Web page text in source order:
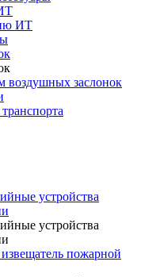
ИТ
воздушных заслонок
устройства
устройства
пожарной